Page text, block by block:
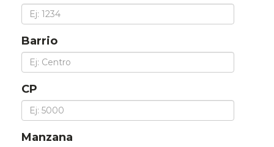
Barrio
CP
Manzana